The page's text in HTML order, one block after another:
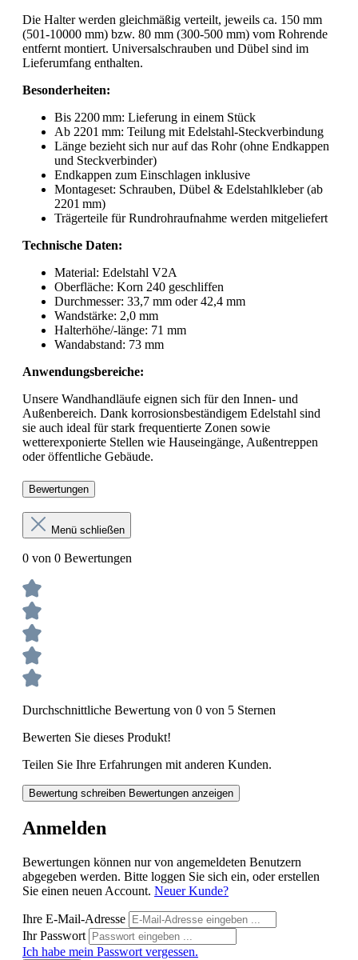
Die Halter werden gleichmäßig verteilt, jeweils ca. 150 mm
(501-10000 mm) bzw. 80 mm (300-500 mm) vom Rohrende
entfernt montiert. Universalschrauben und Dübel sind im
Lieferumfang enthalten.
Besonderheiten:
Bis 2200 mm: Lieferung in einem Stück
Ab 2201 mm: Teilung mit Edelstahl-Steckverbindung
Länge bezieht sich nur auf das Rohr (ohne Endkappen
und Steckverbinder)
Endkappen zum Einschlagen inklusive
Montageset: Schrauben, Dübel & Edelstahlkleber (ab
2201 mm)
Trägerteile für Rundrohraufnahme werden mitgeliefert
Technische Daten:
Material: Edelstahl V2A
Oberfläche: Korn 240 geschliffen
Durchmesser: 33,7 mm oder 42,4 mm
Wandstärke: 2,0 mm
Halterhöhe/-länge: 71 mm
Wandabstand: 73 mm
Anwendungsbereiche:
Unsere Wandhandläufe eignen sich für den Innen- und
Außenbereich. Dank korrosionsbeständigem Edelstahl sind
sie auch ideal für stark frequentierte Zonen sowie
wetterexponierte Stellen wie Hauseingänge, Außentreppen
oder öffentliche Gebäude.
Bewertungen
Menü schließen
0 von 0 Bewertungen
Durchschnittliche Bewertung von 0 von 5 Sternen
Bewerten Sie dieses Produkt!
Teilen Sie Ihre Erfahrungen mit anderen Kunden.
Bewertung schreiben Bewertungen anzeigen
Anmelden
Bewertungen können nur von angemeldeten Benutzern
abgegeben werden. Bitte loggen Sie sich ein, oder erstellen
Sie einen neuen Account. Neuer Kunde?
Ihre E-Mail-Adresse
Ihr Passwort
Ich habe mein Passwort vergessen.